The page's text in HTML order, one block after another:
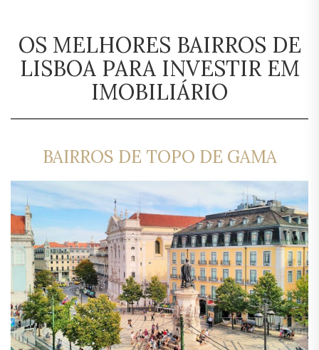
OS MELHORES BAIRROS DE
LISBOA PARA INVESTIR EM
IMOBILIÁRIO
BAIRROS DE TOPO DE GAMA